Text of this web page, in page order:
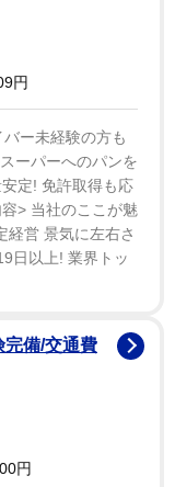
」「美女3人組目
す」などの声の
テムに「スマホ
メントも寄せら
円
バー未経験の方も
ーパーへのパンを
定! 免許取得も応
> 当社のここが魅
経営 景気に左右さ
日以上! 業界トッ
完備/交通費
円